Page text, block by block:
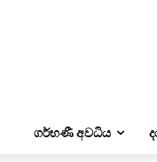
ගර්භණී අවධිය